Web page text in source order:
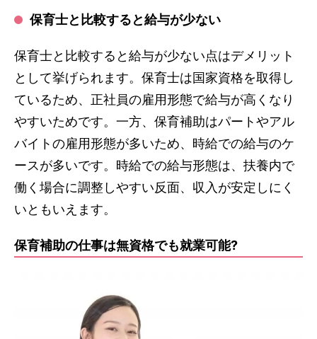
保育士と比較すると給与が少ない
保育士と比較すると給与が少ない点はデメリット
として挙げられます。保育士は国家資格を取得し
ているため、正社員の雇用形態で給与が高くなり
やすいためです。一方、保育補助はパートやアル
バイトの雇用形態が多いため、時給での給与のケ
ースが多いです。時給での給与形態は、扶養内で
働く場合に調整しやすい反面、収入が安定しにく
いともいえます。
保育補助の仕事は無資格でも就業可能?